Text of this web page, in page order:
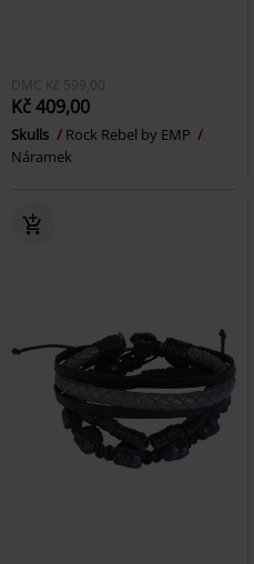
DMC Kč 599,00
Kč 409,00
Skulls
Rock Rebel by EMP
Náramek